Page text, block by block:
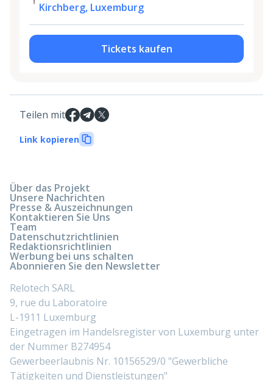
Kirchberg, Luxemburg
Tickets kaufen
Teilen mit
Link kopieren
Über das Projekt
Unsere Nachrichten
Presse & Auszeichnungen
Kontaktieren Sie Uns
Team
Datenschutzrichtlinien
Redaktionsrichtlinien
Werbung bei uns schalten
Abonnieren Sie den Newsletter
Relotech SARL
9, rue du Laboratoire
L-1911 Luxemburg
Eingetragen im Handelsregister von Luxemburg unter
der Nummer B274954
Gewerbeerlaubnis Nr. 10156529/0 "Gewerbliche
Tätigkeiten und Dienstleistungen"